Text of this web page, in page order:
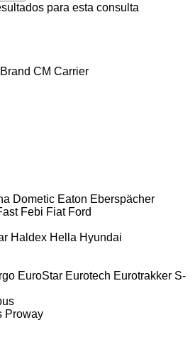
para esta consulta
Brand CM Carrier
Dometic Eaton Eberspächer
Febi Fiat Ford
Haldex Hella Hyundai
EuroStar Eurotech Eurotrakker S-
Proway